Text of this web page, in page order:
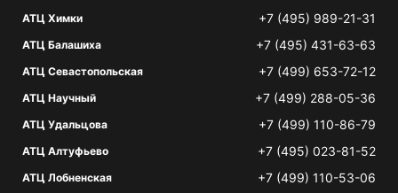
АТЦ Химки +7 (495) 989-21-31
АТЦ Балашиха +7 (495) 431-63-63
АТЦ Севастопольская +7 (499) 653-72-12
АТЦ Научный +7 (499) 288-05-36
АТЦ Удальцова +7 (499) 110-86-79
АТЦ Алтуфьево +7 (495) 023-81-52
АТЦ Лобненская +7 (499) 110-53-06